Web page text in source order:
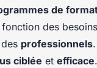
de
des
professionnels
ciblée et efficace.